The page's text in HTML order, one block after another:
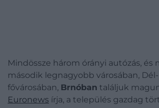
Mindössze három órányi autózás, és
második legnagyobb városában,
fővárosában, Brnóban találjuk
Euronews írja, a település gazdag